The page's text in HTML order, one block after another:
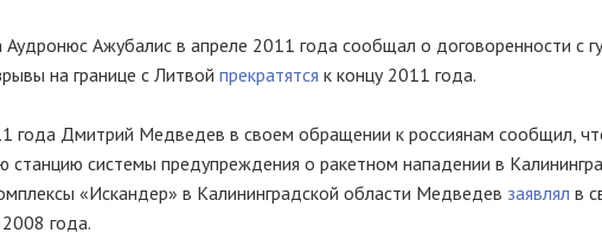
Ажубалис в апреле 2011 года сообщал о договоренности с
на границе с Литвой прекратятся к концу 2011 года.
года Дмитрий Медведев в своем обращении к россиянам сообщил,
станцию системы предупреждения о ракетном нападении в
«Искандер» в Калининградской области Медведев заявлял в
года.